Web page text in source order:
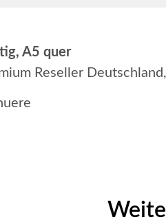
A5 quer
Reseller